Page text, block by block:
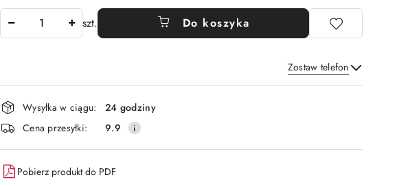
szt. Do koszyka
Zostaw telefon
Wyślij
Dostępność
i
dostawa
Wysyłka w ciągu:
24 godziny
Cena przesyłki:
9.9
Pobierz produkt do PDF